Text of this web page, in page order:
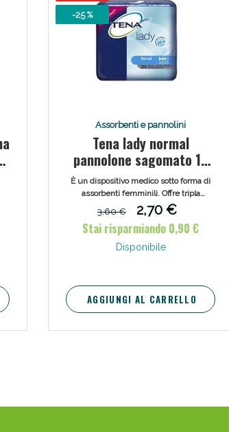
-25 %
Assorbenti e pannolini
Tena lady normal
pannolone sagomato 12
pezzi
È un dispositivo medico sotto forma di
assorbenti femminili. Offre tripla
protezione da perdite, odori e
sensazione di bagnato, offrendo
discrezione, comfort e protezione.
Indicato per perdite urinarie leggere.
3,60 €
2,70 €
Stai risparmiando 0,90 €
Disponibile
AGGIUNGI AL CARRELLO
Sconto fino al 55% valido oggi!